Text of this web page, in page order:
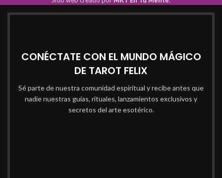
CONÉCTATE CON EL MUNDO MÁGICO
DE TAROT FELIX
Sé parte de nuestra comunidad espiritual y recibe antes que
nadie nuestras guías, rituales, lanzamientos exclusivos y
secretos del arte esotérico.